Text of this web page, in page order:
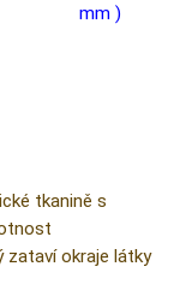
mm )
tkanině s
zataví okraje látky